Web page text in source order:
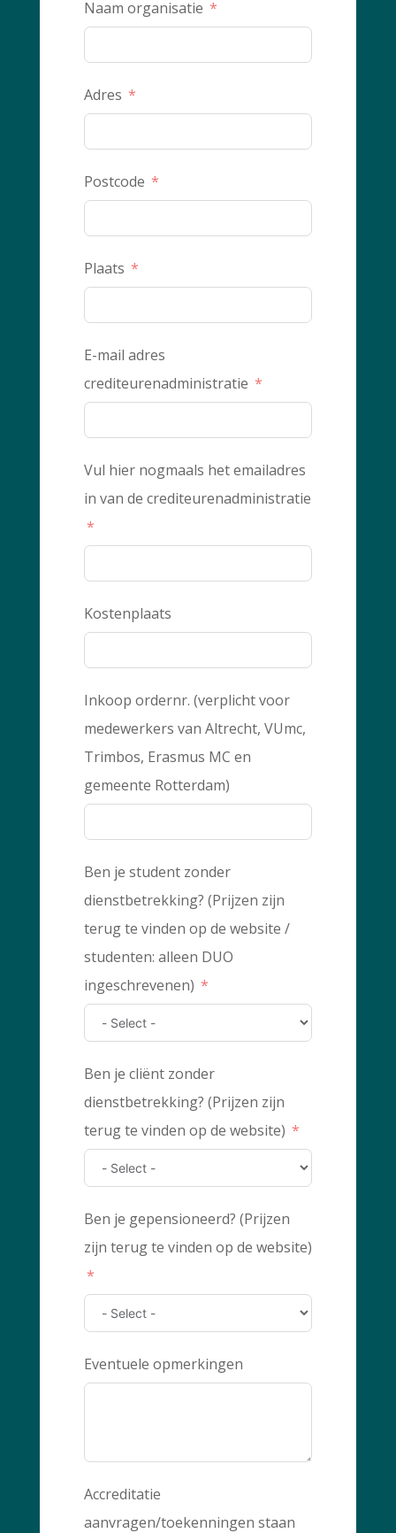
Naam organisatie
Adres
Postcode
Plaats
E-mail adres
crediteurenadministratie
Vul hier nogmaals het emailadres
in van de crediteurenadministratie
Kostenplaats
Inkoop ordernr. (verplicht voor
medewerkers van Altrecht, VUmc,
Trimbos, Erasmus MC en
gemeente Rotterdam)
Ben je student zonder
dienstbetrekking? (Prijzen zijn
terug te vinden op de website /
studenten: alleen DUO
ingeschrevenen)
Ben je cliënt zonder
dienstbetrekking? (Prijzen zijn
terug te vinden op de website)
Ben je gepensioneerd? (Prijzen
zijn terug te vinden op de website)
Eventuele opmerkingen
Accreditatie
aanvragen/toekenningen staan